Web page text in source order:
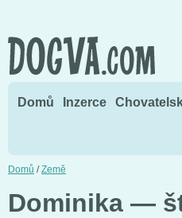
Domů Inzerce
Domů /Země
Dominika —